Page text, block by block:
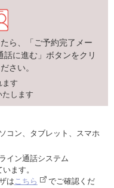
ら、「ご予約完了メー
話に進む」ボタンをクリ
さい。
ます
します
コン、タブレット、スマホ
イン通話システム
ます。
は こちら
でご確認くだ